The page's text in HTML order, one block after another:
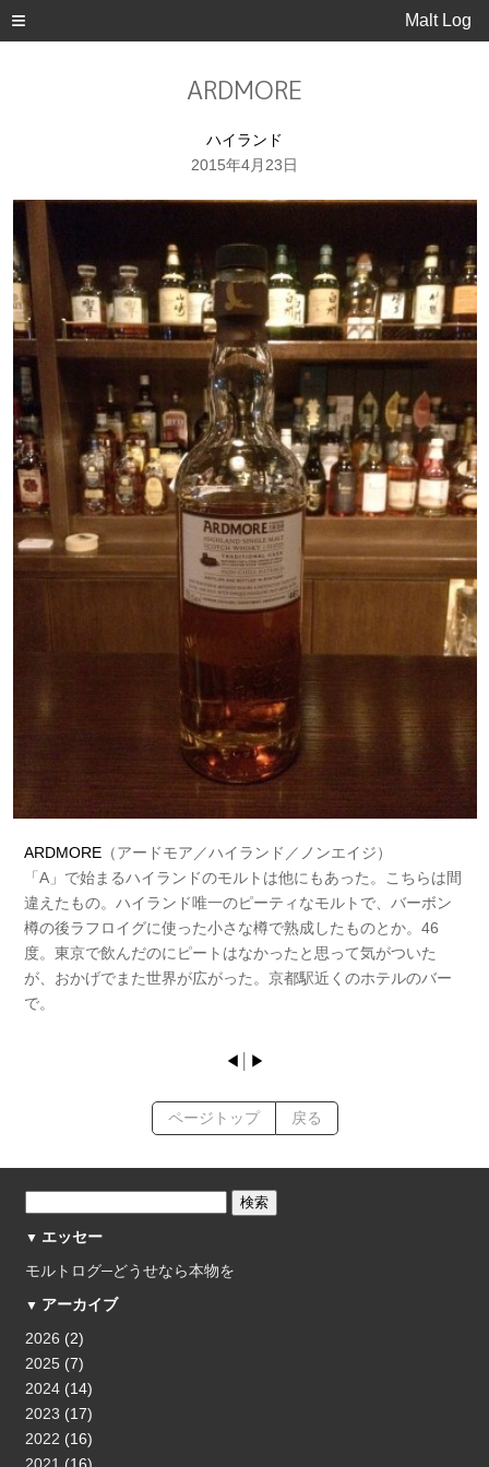
Malt Log
ARDMORE
ハイランド
2015年4月23日
ARDMORE （アードモア／ハイランド／ノンエイジ）
「A」で始まるハイランドのモルトは他にもあった。こちらは間
違えたもの。ハイランド唯一のピーティなモルトで、バーボン
樽の後ラフロイグに使った小さな樽で熟成したものとか。46
度。東京で飲んだのにピートはなかったと思って気がついた
が、おかげでまた世界が広がった。京都駅近くのホテルのバー
で。
◀ ▶
ページトップ 戻る
エッセー
モルトログ─どうせなら本物を
アーカイブ
2026 (2)
2025(7)
2024(14)
2023 (17)
2022 (16)